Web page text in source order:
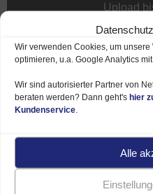
Wir verwenden Cookies, um
optimieren, u.a. Google Analytics
Wir sind autorisierter Partner von
beraten werden? Dann geht's hier
Kundenservice
Alle
Upload
Inkl.
2,95 €/
Welcher NetAachen Internet